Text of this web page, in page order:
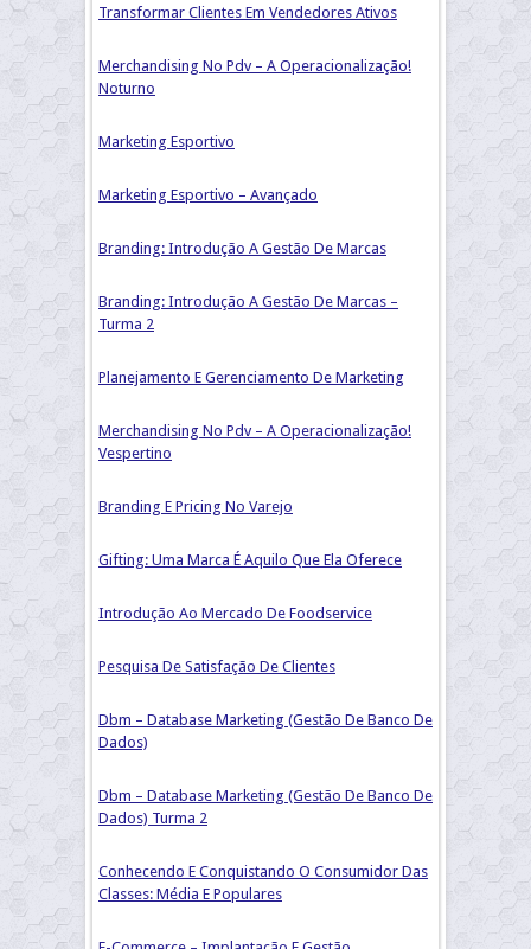
Transformar Clientes Em Vendedores Ativos
Merchandising No Pdv – A Operacionalização!
Noturno
Marketing Esportivo
Marketing Esportivo – Avançado
Branding: Introdução A Gestão De Marcas
Branding: Introdução A Gestão De Marcas –
Turma 2
Planejamento E Gerenciamento De Marketing
Merchandising No Pdv – A Operacionalização!
Vespertino
Branding E Pricing No Varejo
Gifting: Uma Marca É Aquilo Que Ela Oferece
Introdução Ao Mercado De Foodservice
Pesquisa De Satisfação De Clientes
Dbm – Database Marketing (Gestão De Banco De
Dados)
Dbm – Database Marketing (Gestão De Banco De
Dados) Turma 2
Conhecendo E Conquistando O Consumidor Das
Classes: Média E Populares